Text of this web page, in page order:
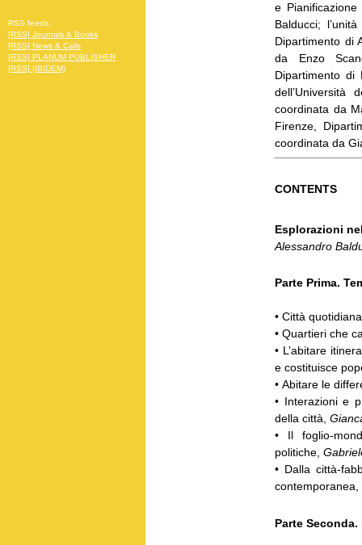
e
Balducci;
Dipartimento di
da Enzo
Dipartimento di
coordinata da
Firenze,
coordinata da
CONTENTS
Esplorazioni
Alessandro
Parte Prima.
• Città
• Quartieri che
• L’abitare
e costituisce
• Abitare le
• Interazioni e
della città,
• Il foglio-
politiche,
• Dalla città-
Parte
RSS feeds:
[RSS] Journals & Books
[RSS] News & Calls
[RSS] PLANUM PUBLISHER
[RSS] (IBIDEM)